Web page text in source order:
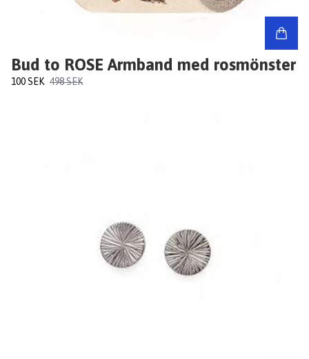
Bud to ROSE Armband med rosmönster
100 SEK 498 SEK